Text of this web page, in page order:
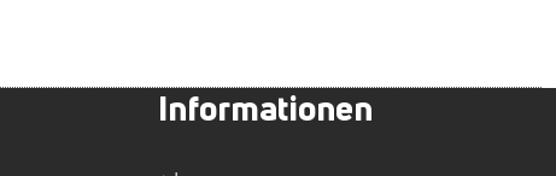
Informationen